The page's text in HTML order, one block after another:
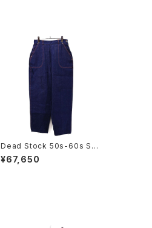
Dead Stock 50s-60s ST
OCKTON OF DALLAS De
nim Ranch Pants Size W
¥67,650